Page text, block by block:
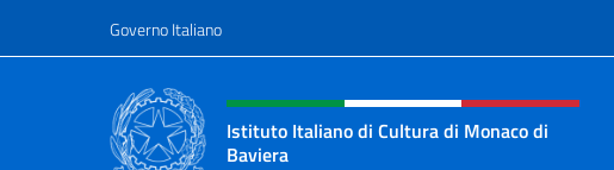
Governo Italiano
Intestazione sito, social e menù
Istituto Italiano di Cultura di Monaco di
Baviera